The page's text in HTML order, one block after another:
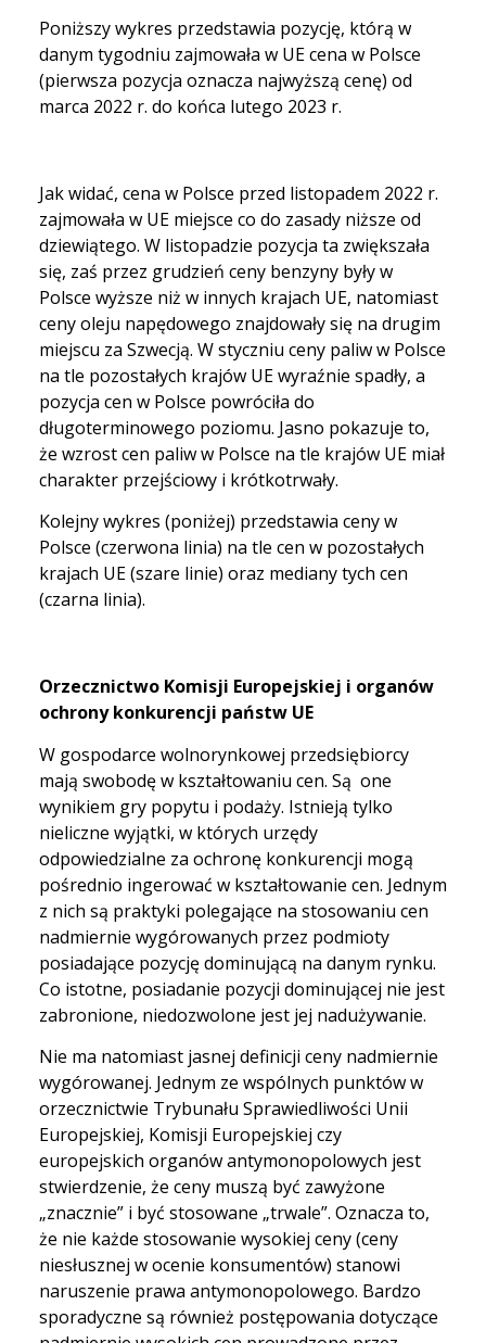
Poniższy wykres przedstawia pozycję, którą w
danym tygodniu zajmowała w UE cena w Polsce
(pierwsza pozycja oznacza najwyższą cenę) od
marca 2022 r. do końca lutego 2023 r.
Jak widać, cena w Polsce przed listopadem 2022 r.
zajmowała w UE miejsce co do zasady niższe od
dziewiątego. W listopadzie pozycja ta zwiększała
się, zaś przez grudzień ceny benzyny były w
Polsce wyższe niż w innych krajach UE, natomiast
ceny oleju napędowego znajdowały się na drugim
miejscu za Szwecją. W styczniu ceny paliw w Polsce
na tle pozostałych krajów UE wyraźnie spadły, a
pozycja cen w Polsce powróciła do
długoterminowego poziomu. Jasno pokazuje to,
że wzrost cen paliw w Polsce na tle krajów UE miał
charakter przejściowy i krótkotrwały.
Kolejny wykres (poniżej) przedstawia ceny w
Polsce (czerwona linia) na tle cen w pozostałych
krajach UE (szare linie) oraz mediany tych cen
(czarna linia).
Orzecznictwo Komisji Europejskiej i organów
ochrony konkurencji państw UE
W gospodarce wolnorynkowej przedsiębiorcy
mają swobodę w kształtowaniu cen. Są one
wynikiem gry popytu i podaży. Istnieją tylko
nieliczne wyjątki, w których urzędy
odpowiedzialne za ochronę konkurencji mogą
pośrednio ingerować w kształtowanie cen. Jednym
z nich są praktyki polegające na stosowaniu cen
nadmiernie wygórowanych przez podmioty
posiadające pozycję dominującą na danym rynku.
Co istotne, posiadanie pozycji dominującej nie jest
zabronione, niedozwolone jest jej nadużywanie.
Nie ma natomiast jasnej definicji ceny nadmiernie
wygórowanej. Jednym ze wspólnych punktów w
orzecznictwie Trybunału Sprawiedliwości Unii
Europejskiej, Komisji Europejskiej czy
europejskich organów antymonopolowych jest
stwierdzenie, że ceny muszą być zawyżone
„znacznie” i być stosowane „trwale”. Oznacza to,
że nie każde stosowanie wysokiej ceny (ceny
niesłusznej w ocenie konsumentów) stanowi
naruszenie prawa antymonopolowego. Bardzo
sporadyczne są również postępowania dotyczące